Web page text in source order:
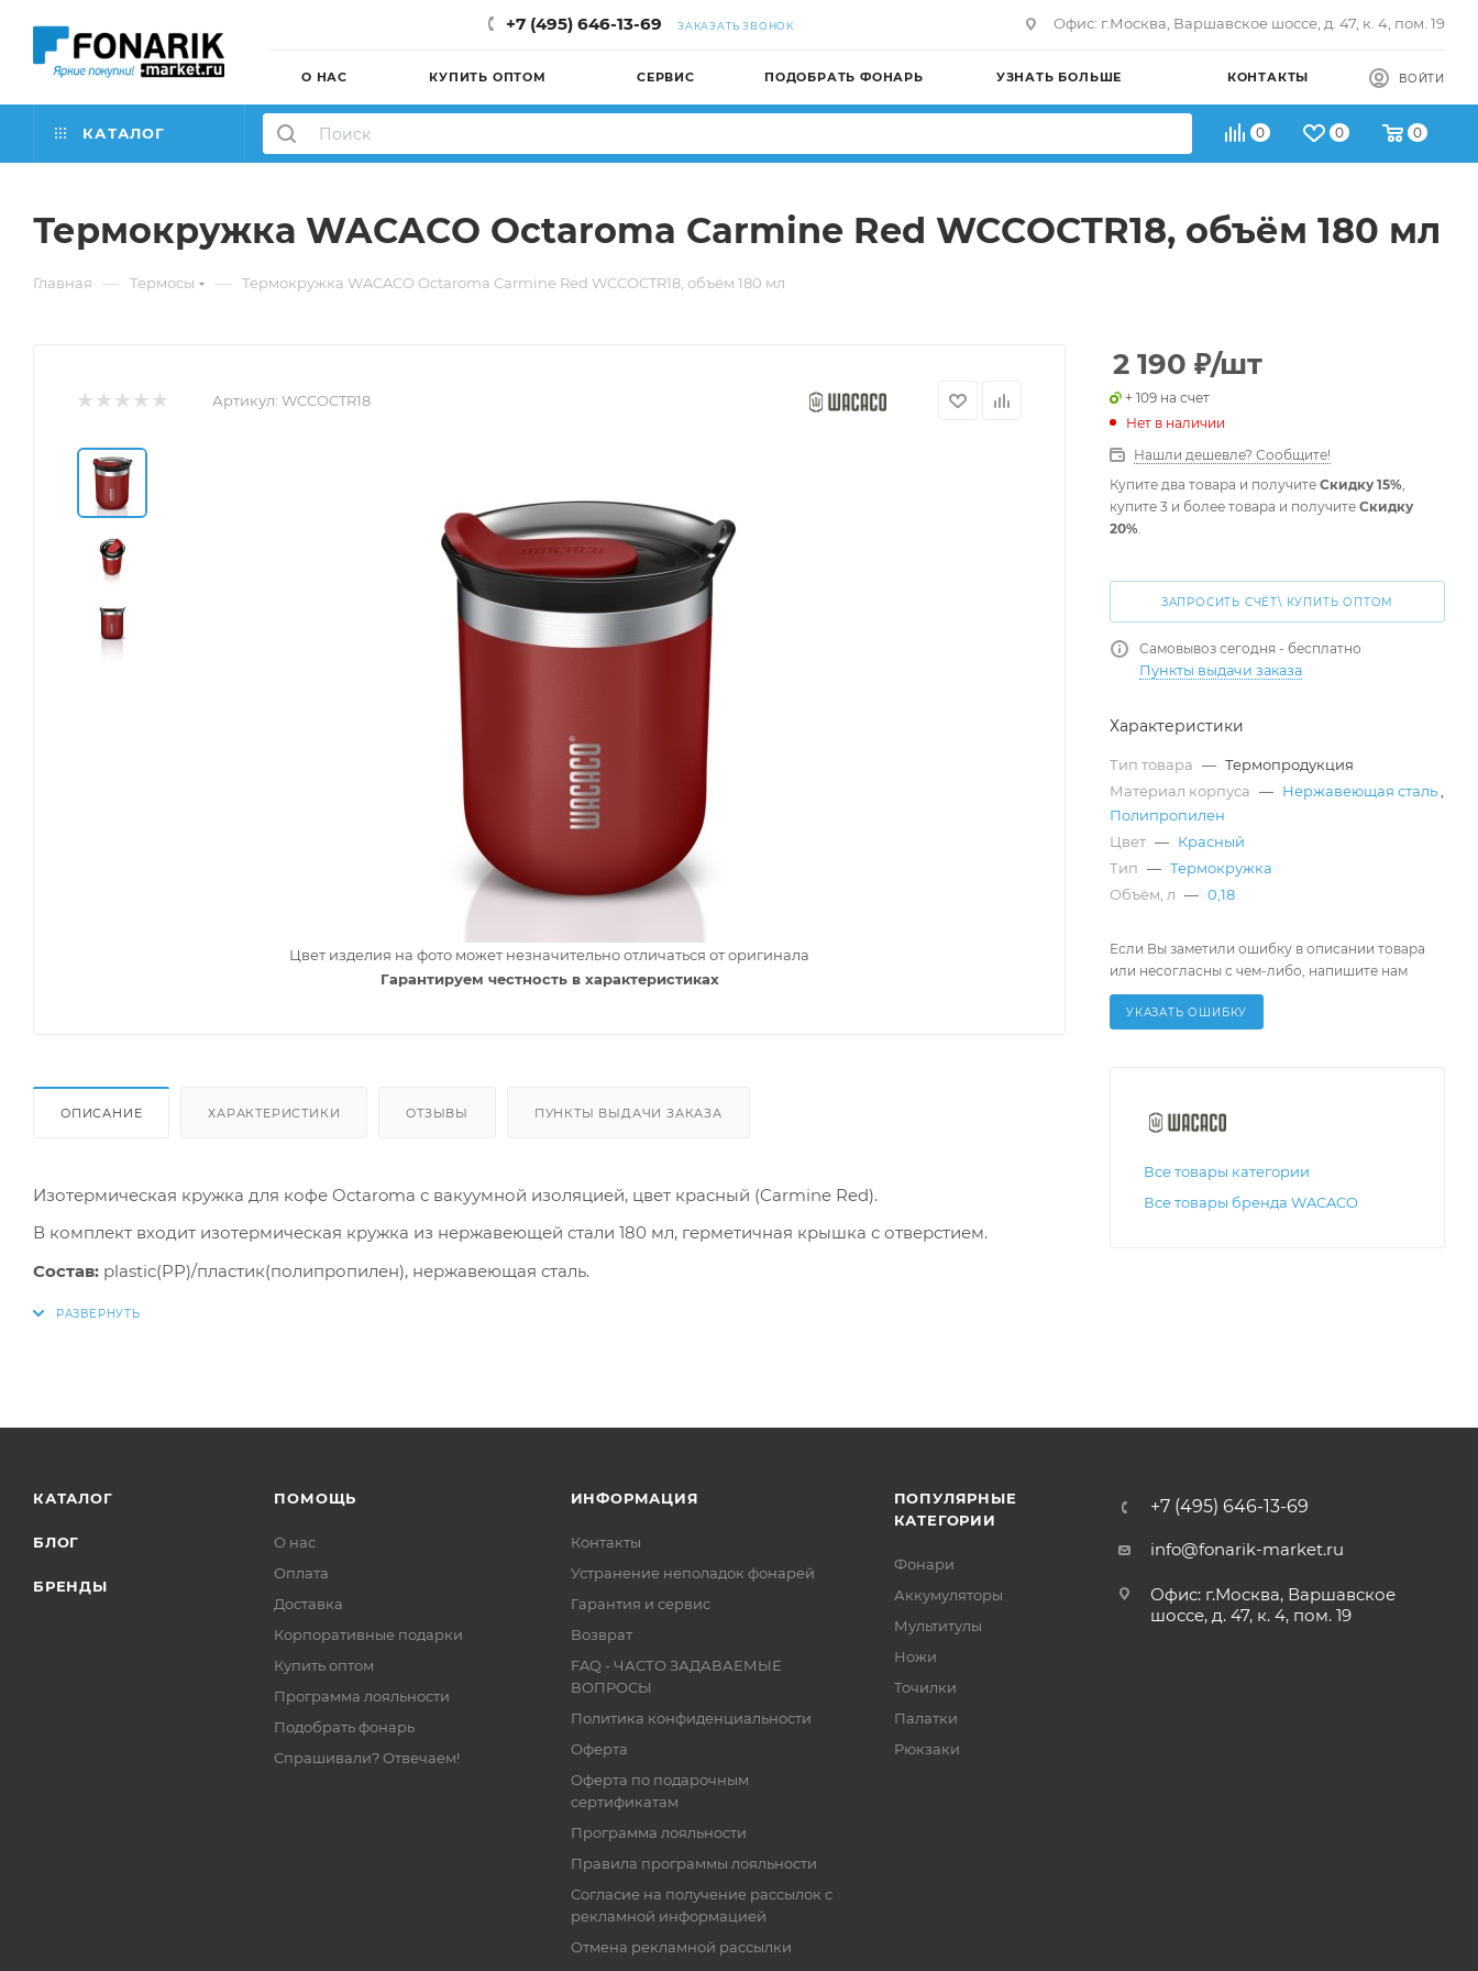
+7 (495) 646-13-69 ЗАКАЗАТЬ ЗВОНОК Офис: г.Москва, Варшавское шоссе, д. 47, к. 4, пом. 19
О НАС КУПИТЬ ОПТОМ СЕРВИС ПОДОБРАТЬ ФОНАРЬ УЗНАТЬ БОЛЬШЕ КОНТАКТЫ ВОЙТИ
КАТАЛОГ 0 0 0
Термокружка WACACO Octaroma Carmine Red WCCOCTR18, объём 180 мл
Главная — Термосы — Термокружка WACACO Octaroma Carmine Red WCCOCTR18, объём 180 мл
Артикул: WCCOCTR18
Цвет изделия на фото может незначительно отличаться от оригинала
Гарантируем честность в характеристиках
ОПИСАНИЕ ХАРАКТЕРИСТИКИ ОТЗЫВЫ ПУНКТЫ ВЫДАЧИ ЗАКАЗА
Изотермическая кружка для кофе Octaroma с вакуумной изоляцией, цвет красный (Carmine Red).
В комплект входит изотермическая кружка из нержавеющей стали 180 мл, герметичная крышка с отверстием.
Состав: plastic(PP)/пластик(полипропилен), нержавеющая сталь.
2 190 ₽/шт
+ 109 на счет
Нет в наличии
Нашли дешевле? Сообщите!
Купите два товара и получите Скидку 15%
купите 3 и более товара и получите Скидку
20%
ЗАПРОСИТЬ СЧЁТ\ КУПИТЬ ОПТОМ
Самовывоз сегодня - бесплатно
Пункты выдачи заказа
Характеристики
Тип товара — Термопродукция
Материал корпуса — Нержавеющая сталь
Полипропилен
Цвет — Красный
Тип — Термокружка
Объём, л — 0,18
Если Вы заметили ошибку в описании товара
или несогласны с чем-либо, напишите нам
УКАЗАТЬ ОШИБКУ
Все товары категории
Все товары бренда WACACO
КАТАЛОГ
БЛОГ
БРЕНДЫ
ПОМОЩЬ
О нас
Оплата
Доставка
Корпоративные подарки
Купить оптом
Программа лояльности
Подобрать фонарь
Спрашивали? Отвечаем!
ИНФОРМАЦИЯ
Контакты
Устранение неполадок фонарей
Гарантия и сервис
Возврат
FAQ - ЧАСТО ЗАДАВАЕМЫЕ
ВОПРОСЫ
Политика конфиденциальности
Оферта
Оферта по подарочным
сертификатам
Программа лояльности
Правила программы лояльности
Согласие на получение рассылок с
рекламной информацией
Отмена рекламной рассылки
ПОПУЛЯРНЫЕ
КАТЕГОРИИ
Фонари
Аккумуляторы
Мультитулы
Ножи
Точилки
Палатки
Рюкзаки
+7 (495) 646-13-69
info@fonarik-market.ru
Офис: г.Москва, Варшавское
шоссе, д. 47, к. 4, пом. 19